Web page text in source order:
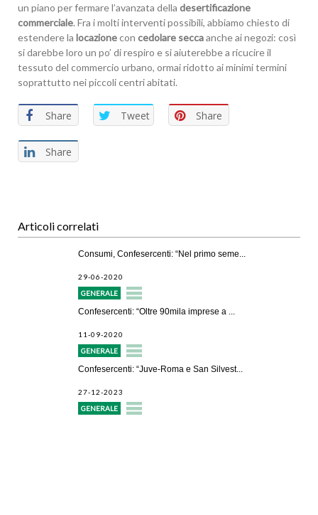
un piano per fermare l’avanzata della desertificazione
commerciale. Fra i molti interventi possibili, abbiamo chiesto di
estendere la locazionecon cedolare seccaanche ai negozi: così
si darebbe loro un po’ di respiro e si aiuterebbe a ricucire il
tessuto del commercio urbano, ormai ridotto ai minimi termini
soprattutto nei piccoli centri abitati.
Share Tweet Share
Share
Articoli correlati
Consumi, Confesercenti: “Nel primo seme...
29-06-2020
GENERALE
Confesercenti: “Oltre 90mila imprese a ...
11-09-2020
GENERALE
Confesercenti: “Juve-Roma e San Silvest...
27-12-2023
GENERALE